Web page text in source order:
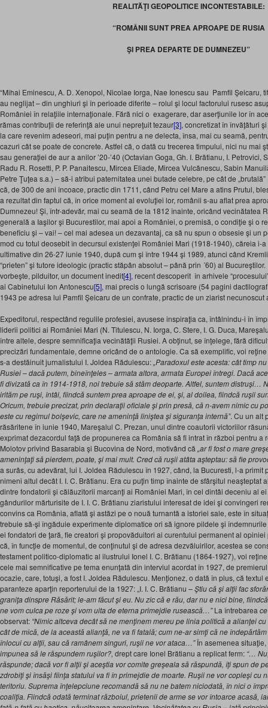
REALITĂŢI GEOPOLITICE INCONTESTABILE:
“ROMÂNII SUNT PREA APROAPE DE RUSIA
ŞI PREA DEPARTE DE DUMNEZEU”
“Mihai Eminescu, A. D. Xenopol, Nicolae Iorga, Nae Ionescu sau Pamfil Şeicaru,
au neglijat – din unghiuri şi în perioade diferite – rolul şi locul factorului rusesc
României în relaţiile internaţionale. Fără nici o exagerare, dar aserţiunile lor în
rămas contribuţii de referinţă ale unui nepreţuit tezaur[3], concretizat în învăţături
la care revenim adeseori, mai puţin pentru a ne delecta, însa, mai cu seamă,
cazuri cât se poate de concrete. Astfel că, o dată cu trecerea timpului, nici nu mai
sau generaţiei de aur a anilor ’20-’40 (Octavian Goga, Gh. I. Brătianu, I. Petrovici,
Radu R. Rosetti, P. P. Panaitescu, Mircea Eliade, Mircea Vulcănescu, Sabin
Petre Ţuţea s.a.) – să-i atribui paternitatea unei butade celebre, pe cât de
că, de 300 de ani încoace, practic din 1711, când Petru cel Mare a atins Prutul,
a rezultat din faptul că, în orice moment al evoluţiei lor, românii s-au aflat prea
Dumnezeu! Şi, într-adevăr, mai cu seamă de la 1812 înainte, oricând vecinătatea
generală a Iaşilor şi Bucurestilor, mai apoi a României, o premisă, o condiţie şi o
beneficiu şi – vai! – cel mai adesea un dezavantaj, ca să nu spun o obsesie şi un
mod cu totul deosebit în decursul existenţei României Mari (1918-1940), căreia i-
ultimative din 26-27 iunie 1940, după cum şi între 1944 şi 1989, atunci când
“prieten” şi tutore ideologic (practic stăpân absolut – până prin ´60) al
vorbeşte, pilduitor, un document inedit[4], recent descoperit în arhivele
ai Cabinetului Ion Antonescu[5], mai precis o lungă scrisoare (54 pagini
1943 pe adresa lui Pamfil Şeicaru de un confrate, practic de un ziarist
Expeditorul, respectând regulile profesiei, avusese inspiraţia ca, întâlnindu-i în
liderii politici ai României Mari (N. Titulescu, N. Iorga, C. Stere, I. G. Duca,
între altele, despre semnificaţia vecinătăţii Rusiei. A obţinut, se înţelege, fără
precizări fundamentale, demne oricând de o antologie. Ca să exemplific, voi
s-a destăinuit jurnalistului I. Joldea Rădulescu:„Paradoxul este acesta: cât timp
Rusiei – dacă putem, bineînţeles – armata altora, armata Europei întregi. Dacă
fi divizată ca în 1914-1918, noi trebuie să stăm deoparte. Altfel, suntem distruşi…
irităm pe ruşi, întâi, fiindcă suntem prea aproape de ei, şi, al doilea, fiindcă ruşii
Oricum, trebuie precizat, prin declaraţii oficiale şi prin presă, că n-avem nimic cu
este cu regimul bolşevic, care ne ameninţă liniştea şi siguranţa internă”. Cu un alt
răsăritene în iunie 1940, Mareşalul C. Prezan, unul dintre coautorii victoriilor
exprimat dezacordul faţă de propunerea ca România să fi intrat în război pentru a
Molotov privind Basarabia şi Bucovina de Nord, motivând că „ar fi fost o mare
ameninţaţi să pierdem, poate, şi mai mult. Cred că ruşii atâta aşteptau: să fie
a surâs, cu adevărat, lui I. Joldea Rădulescu în 1927, când, la Bucuresti, l-a
nimeni altul decât I. I. C. Brătianu. Era cu puţin timp înainte de sfârşitul neaşteptat
dintre fondatorii şi călăuzitorii marcanţi ai României Mari, în cel dintâi deceniu al
gândurilor mărturisite de I. I. C. Brătianu ziaristului interesat de idei şi convingeri
convins ca România, aflată şi astăzi pe o nouă turnantă a istoriei sale, este în
trebuie să-şi îngăduie experimente diplomatice ori să ignore pildele şi
ei fondatori de ţară, fie creatori şi propovăduitori ai curentului permanent al
că, în funcţie de momentul, de conţinutul şi de adresa dezvăluirilor, acestea se
testament politico-diplomatic al ilustrului Ionel I. C. Brătianu (1864-1927), voi
cele mai semnificative pe tema enunţată din interviul acordat în 1927, de
ocazie, care, totuşi, a fost I. Joldea Rădulescu. Menţionez, o dată în plus, că textul
paranteze aparţin reporterului de la 1927: „I. I. C. Brătianu – Ştiu că şi alţii fac
graniţa dinspre Răsărit; le-am făcut şi eu. Nu zic că e rău, dar nu e nici bine,
ne vom culca pe roze şi vom uita de eterna primejdie rusească…”La întrebarea
observat: “Nimic altceva decât să ne menţinem mereu pe linia politică a alianţei
cât de mică, de la această alianţă, ne va fi fatală; cum ne-ar simţi că ne
înlocui cu alţii, sau că ramânem singuri, ruşii ne vor ataca…”În asemenea
impunea să le răspundem ruşilor?, drept care Ionel Brătianu a replicat ferm: “…
răspunde; dacă vor fi alţii şi aceştia vor comite greşeala să răspundă, îţi spun de
zdrobiţi şi însăşi fiinţa statului va fi în primejdie de moarte. Ruşii ne vor copleşi cu
teritoriu. Suprema înţelepciune recomandă să nu ne batem niciodată, în nici o
coaliţia. Fiindcă odată terminat războiul, prietenii de arme se vor întoarce acasă,